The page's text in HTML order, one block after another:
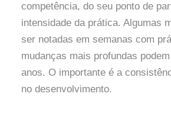
competência, do seu ponto de
intensidade da prática. Algumas
ser notadas em semanas com
mudanças mais profundas
anos. O importante é a
no desenvolvimento.